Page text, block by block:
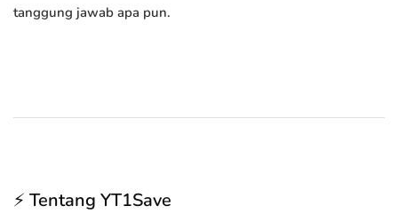
tanggung jawab apa pun.
⚡ Tentang YT1Save